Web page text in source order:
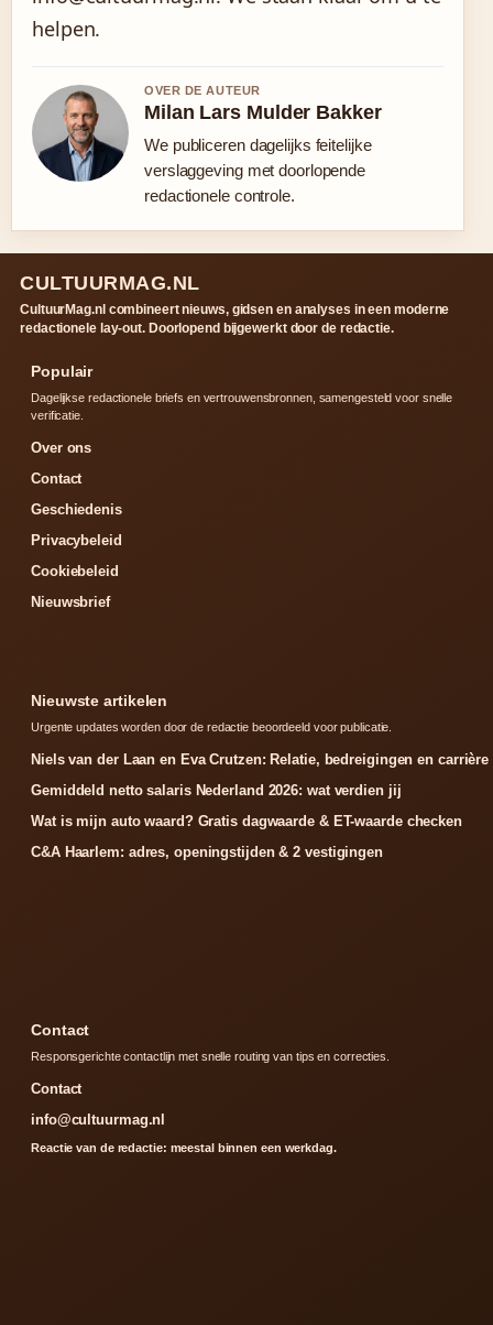
helpen.
OVER DE AUTEUR
Milan Lars Mulder Bakker
We publiceren dagelijks feitelijke
verslaggeving met doorlopende
redactionele controle.
CULTUURMAG.NL
CultuurMag.nl combineert nieuws, gidsen en analyses in een moderne
redactionele lay-out. Doorlopend bijgewerkt door de redactie.
Populair
Dagelijkse redactionele briefs en vertrouwensbronnen, samengesteld voor snelle
verificatie.
Over ons
Contact
Geschiedenis
Privacybeleid
Cookiebeleid
Nieuwsbrief
Nieuwste artikelen
Urgente updates worden door de redactie beoordeeld voor publicatie.
Niels van der Laan en Eva Crutzen: Relatie, bedreigingen en carrière
Gemiddeld netto salaris Nederland 2026: wat verdien jij
Wat is mijn auto waard? Gratis dagwaarde & ET-waarde checken
C&A Haarlem: adres, openingstijden & 2 vestigingen
Contact
Responsgerichte contactlijn met snelle routing van tips en correcties.
Contact
info@cultuurmag.nl
Reactie van de redactie: meestal binnen een werkdag.